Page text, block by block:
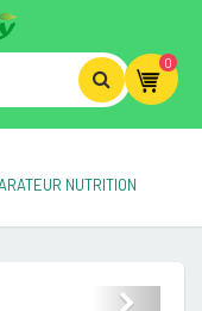
0
NUTRITION